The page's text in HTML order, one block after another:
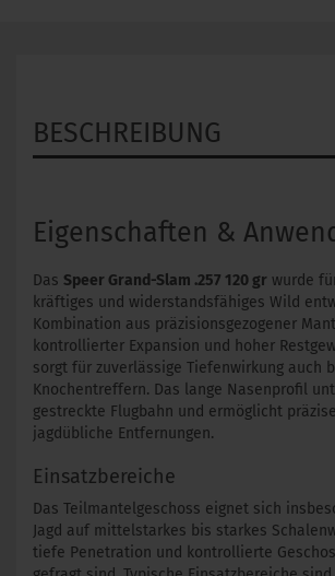
BESCHREIBUNG
Eigenschaften &
Das Speer Grand-Slam .257 120 gr wurde
kräftiges und widerstandsfähiges Wild
Kombination aus präzisionsgezogener
kontrollierter Expansion und hoher
sorgt für zuverlässige Tiefenwirkung auch
Knochentreffern. Das lange Nasenprofil
gestreckte Flugbahn und ermöglicht
jagdübliche Entfernungen.
Einsatzbereiche
Das Teilmantelgeschoss eignet sich
Jagd auf mittelstarkes bis starkes
tiefe Penetration und kontrollierte